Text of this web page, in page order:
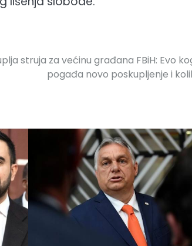
struja za većinu građana FBiH: Evo
pogađa novo poskupljenje i